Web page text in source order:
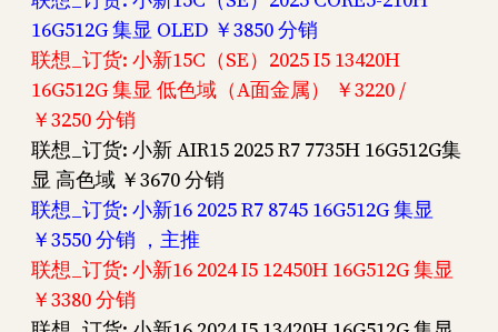
16G512G 集显 OLED ￥3850 分销
联想_订货: 小新15C（SE）2025 I5 13420H
16G512G 集显 低色域（A面金属） ￥3220 /
￥3250 分销
联想_订货: 小新 AIR15 2025 R7 7735H 16G512G集
显 高色域 ￥3670 分销
联想_订货: 小新16 2025 R7 8745 16G512G 集显
￥3550 分销 ，主推
联想_订货: 小新16 2024 I5 12450H 16G512G 集显
￥3380 分销